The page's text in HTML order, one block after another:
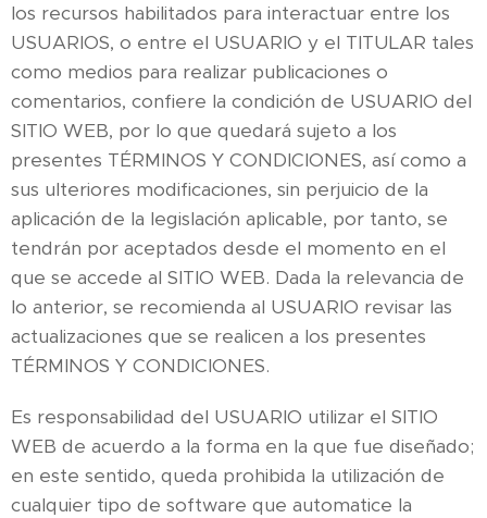
los recursos habilitados para interactuar entre los
USUARIOS, o entre el USUARIO y el TITULAR tales
como medios para realizar publicaciones o
comentarios, confiere la condición de USUARIO del
SITIO WEB, por lo que quedará sujeto a los
presentes TÉRMINOS Y CONDICIONES, así como a
sus ulteriores modificaciones, sin perjuicio de la
aplicación de la legislación aplicable, por tanto, se
tendrán por aceptados desde el momento en el
que se accede al SITIO WEB. Dada la relevancia de
lo anterior, se recomienda al USUARIO revisar las
actualizaciones que se realicen a los presentes
TÉRMINOS Y CONDICIONES.
Es responsabilidad del USUARIO utilizar el SITIO
WEB de acuerdo a la forma en la que fue diseñado;
en este sentido, queda prohibida la utilización de
cualquier tipo de software que automatice la